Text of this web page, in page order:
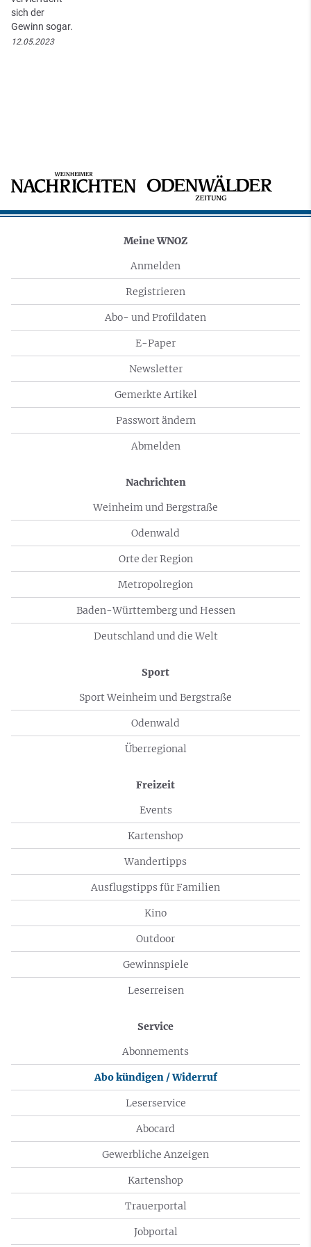
sich der
Gewinn sogar.
12.05.2023
Meine WNOZ
Anmelden
Registrieren
Abo- und Profildaten
E-Paper
Newsletter
Gemerkte Artikel
Passwort ändern
Abmelden
Nachrichten
Weinheim und Bergstraße
Odenwald
Orte der Region
Metropolregion
Baden-Württemberg und Hessen
Deutschland und die Welt
Sport
Sport Weinheim und Bergstraße
Odenwald
Überregional
Freizeit
Events
Kartenshop
Wandertipps
Ausflugstipps für Familien
Kino
Outdoor
Gewinnspiele
Leserreisen
Service
Abonnements
Abo kündigen / Widerruf
Leserservice
Abocard
Gewerbliche Anzeigen
Kartenshop
Trauerportal
Jobportal